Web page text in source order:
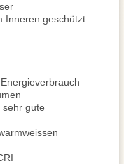
Inneren geschützt
gute